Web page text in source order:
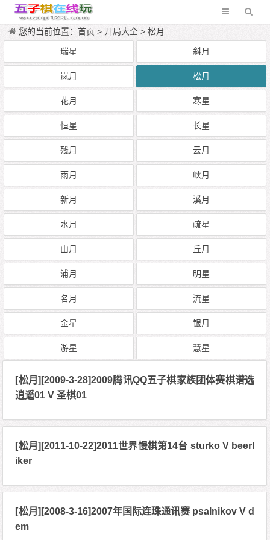
您的当前位置：首页 >开局大全 >松月
瑞星 斜月
岚月 松月
花月 寒星
恒星 长星
残月 云月
雨月 峡月
新月 溪月
水月 疏星
山月 丘月
浦月 明星
名月 流星
金星 银月
游星 慧星
[松月][2009-3-28]2009腾讯QQ五子棋家族团体赛棋谱选
逍遥01 V 圣棋01
[松月][2011-10-22]2011世界慢棋第14台 sturko V beerl
iker
[松月][2008-3-16]2007年国际连珠通讯赛 psalnikov V d
em